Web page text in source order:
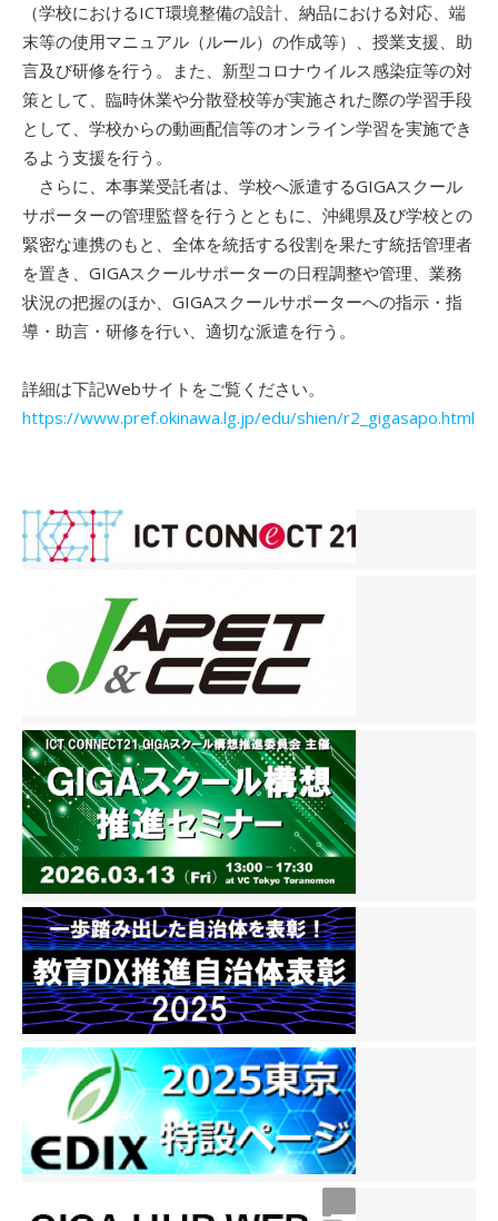
（学校におけるICT環境整備の設計、納品における対応、端
末等の使用マニュアル（ルール）の作成等）、授業支援、助
言及び研修を行う。また、新型コロナウイルス感染症等の対
策として、臨時休業や分散登校等が実施された際の学習手段
として、学校からの動画配信等のオンライン学習を実施でき
るよう支援を行う。
さらに、本事業受託者は、学校へ派遣するGIGAスクール
サポーターの管理監督を行うとともに、沖縄県及び学校との
緊密な連携のもと、全体を統括する役割を果たす統括管理者
を置き、GIGAスクールサポーターの日程調整や管理、業務
状況の把握のほか、GIGAスクールサポーターへの指示・指
導・助言・研修を行い、適切な派遣を行う。
詳細は下記Webサイトをご覧ください。
https://www.pref.okinawa.lg.jp/edu/shien/r2_gigasapo.html